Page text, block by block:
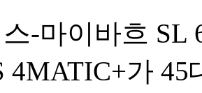
-마이바흐 SL
4MATIC+가